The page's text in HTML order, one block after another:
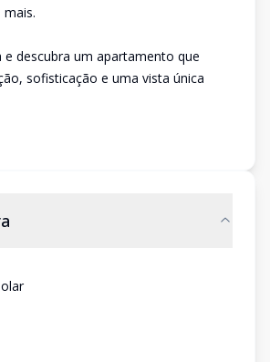
e descubra um apartamento que
sofisticação e uma vista única